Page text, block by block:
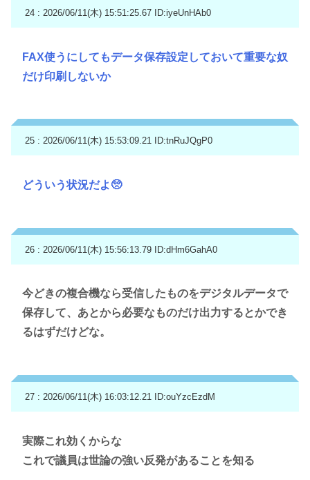
24 : 2026/06/11(木) 15:51:25.67 ID:iyeUnHAb0
FAX使うにしてもデータ保存設定しておいて重要な奴
だけ印刷しないか
25 : 2026/06/11(木) 15:53:09.21 ID:tnRuJQgP0
どういう状況だよ🥺
26 : 2026/06/11(木) 15:56:13.79 ID:dHm6GahA0
今どきの複合機なら受信したものをデジタルデータで
保存して、あとから必要なものだけ出力するとかでき
るはずだけどな。
27 : 2026/06/11(木) 16:03:12.21 ID:ouYzcEzdM
実際これ効くからな
これで議員は世論の強い反発があることを知る